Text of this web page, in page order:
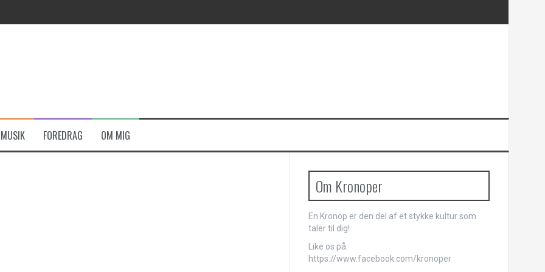
MUSIK FOREDRAG OM MIG
Om Kronoper
En Kronop er den del af et stykke kultur som
taler til dig!
Like os på:
https://www.facebook.com/kronoper